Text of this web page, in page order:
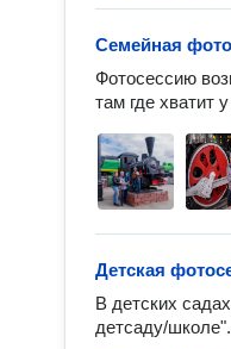
Семейная
Фотосессию
там где хватит
Детская
В детских
детсаду/